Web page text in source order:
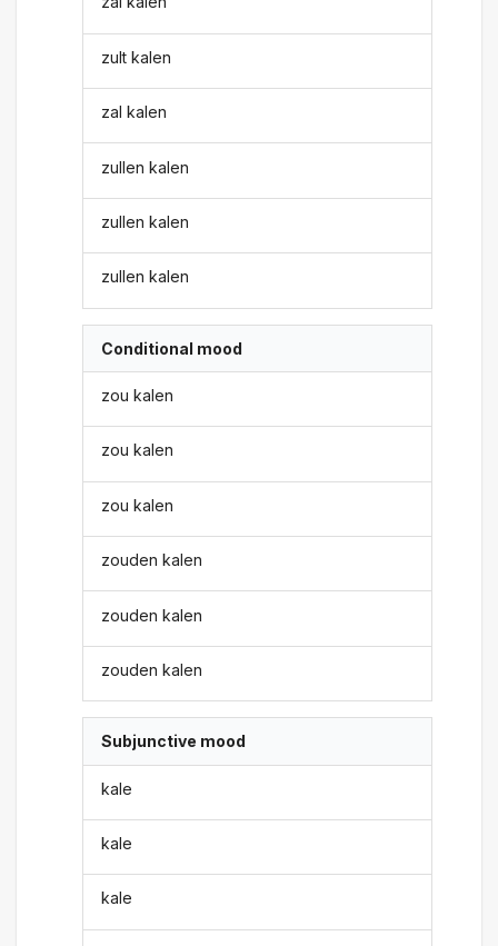
zult kalen
zal kalen
zullen kalen
zullen kalen
zullen kalen
Conditional mood
zou kalen
zou kalen
zou kalen
zouden kalen
zouden kalen
zouden kalen
Subjunctive mood
kale
kale
kale